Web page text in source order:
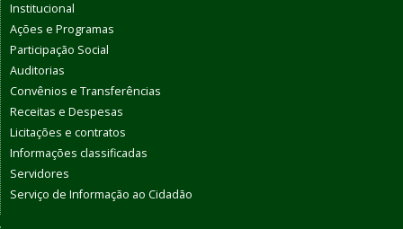
Institucional
Ações e Programas
Participação Social
Auditorias
Convênios e Transferências
Receitas e Despesas
Licitações e contratos
Informações classificadas
Servidores
Serviço de Informação ao Cidadão